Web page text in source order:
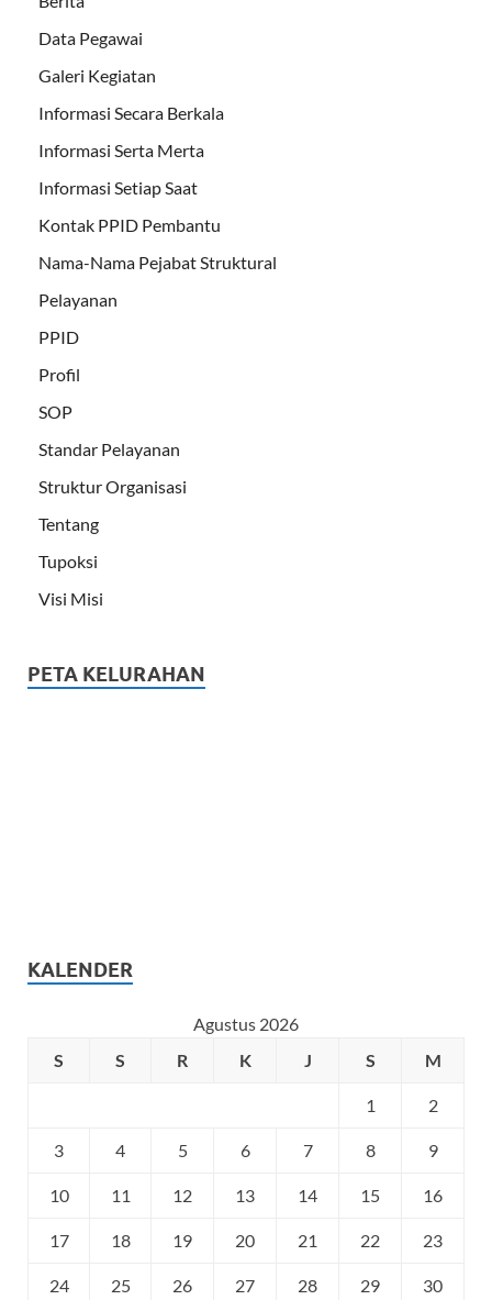
Data Pegawai
Galeri Kegiatan
Informasi Secara Berkala
Informasi Serta Merta
Informasi Setiap Saat
Kontak PPID Pembantu
Nama-Nama Pejabat Struktural
Pelayanan
PPID
Profil
SOP
Standar Pelayanan
Struktur Organisasi
Tentang
Tupoksi
Visi Misi
PETA KELURAHAN
KALENDER
Agustus 2026
S
S R K J S M
1 2
3 4 5 6 7 8 9
10 11 12 13 14 15 16
17 18 19 20 21 22 23
24 25 26 27 28 29 30